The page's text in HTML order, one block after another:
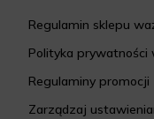
Regulamin sklepu
Polityka prywatności
Regulaminy promocji
Zarządzaj